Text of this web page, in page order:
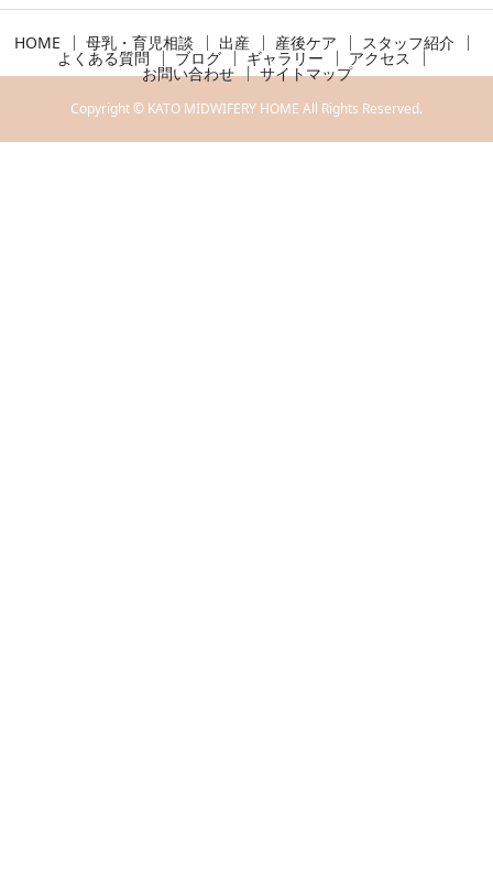
HOME 母乳・育児相談 出産 産後ケア スタッフ紹介
よくある質問 ブログ ギャラリー アクセス
お問い合わせ サイトマップ
Copyright © KATO MIDWIFERY HOME All Rights Reserved.